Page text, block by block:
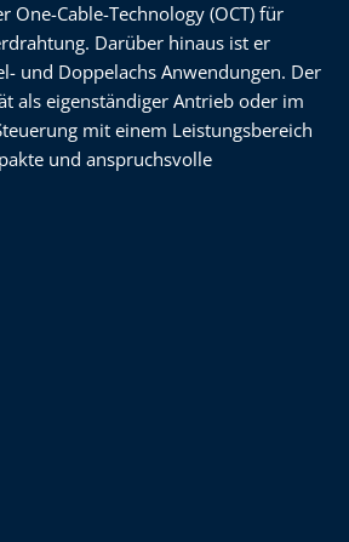
One-Cable-Technology (OCT) für
Darüber hinaus ist er
und Doppelachs Anwendungen. Der
als eigenständiger Antrieb oder im
mit einem Leistungsbereich
und anspruchsvolle